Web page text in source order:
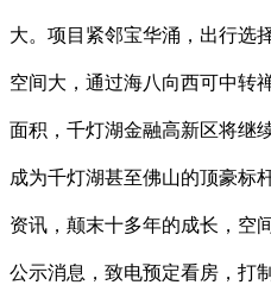
大。项目紧邻宝华涌，出行选
空间大，通过海八向西可中转
面积，千灯湖金融高新区将继
成为千灯湖甚至佛山的顶豪标
资讯，颠末十多年的成长，空
公示消息，致电预定看房，打